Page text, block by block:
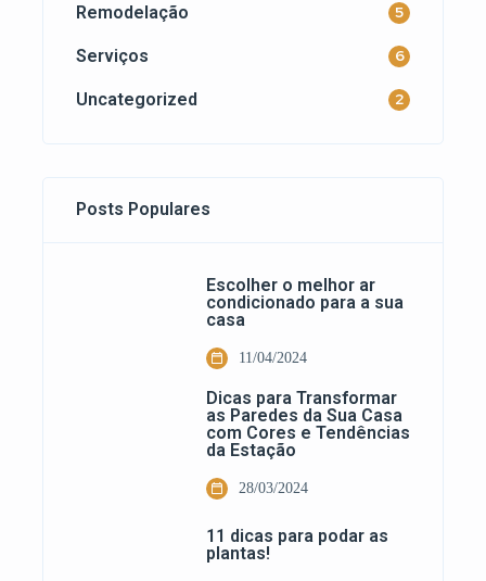
Remodelação 5
Serviços 6
Uncategorized 2
Posts Populares
Escolher o melhor ar
condicionado para a sua
casa
11/04/2024
Dicas para Transformar
as Paredes da Sua Casa
com Cores e Tendências
da Estação
28/03/2024
11 dicas para podar as
plantas!